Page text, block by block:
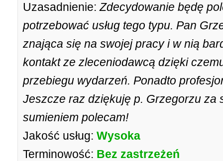
Uzasadnienie: Zdecydowanie będę
potrzebować usług tego typu. Pan
znająca się na swojej pracy i w nią
kontakt ze zleceniodawcą dzięki
przebiegu wydarzeń. Ponadto
Jeszcze raz dziękuję p. Grzegorzu za
sumieniem polecam!
Jakość usług: Wysoka
Terminowość: Bez zastrzeżeń